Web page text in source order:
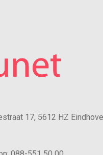
17, 5612 HZ